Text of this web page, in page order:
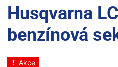
Husqvarna
benzínová
Akce